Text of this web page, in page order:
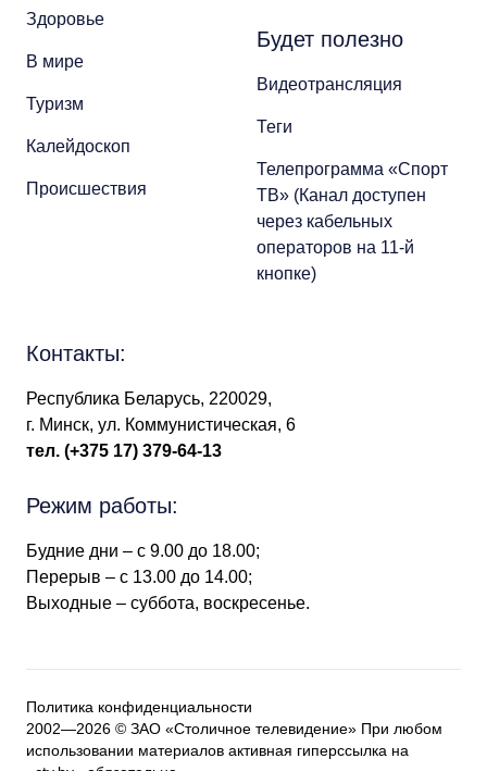
Здоровье
В мире
Туризм
Калейдоскоп
Происшествия
Будет полезно
Видеотрансляция
Теги
Телепрограмма «Спорт
ТВ» (Канал доступен
через кабельных
операторов на 11-й
кнопке)
Контакты:
Республика Беларусь, 220029,
г. Минск, ул. Коммунистическая, 6
тел. (+375 17) 379-64-13
Режим работы:
Будние дни – с 9.00 до 18.00;
Перерыв – с 13.00 до 14.00;
Выходные – суббота, воскресенье.
2002—2026 © ЗАО «Столичное телевидение» При любом
использовании материалов активная гиперссылка на
Политика конфиденциальности